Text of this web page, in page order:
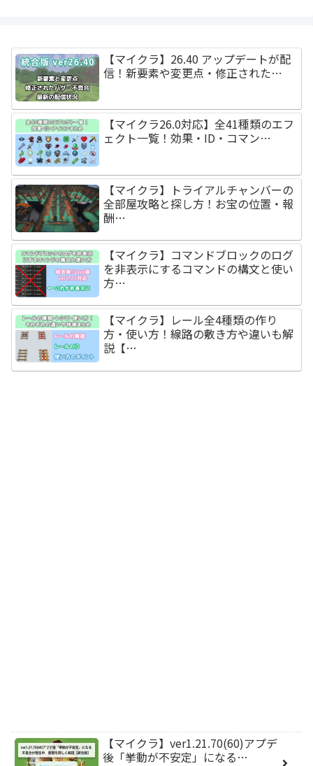
【マイクラ】26.40 アップデートが配
信！新要素や変更点・修正された…
【マイクラ26.0対応】全41種類のエフ
ェクト一覧！効果・ID・コマン…
【マイクラ】トライアルチャンバーの
全部屋攻略と探し方！お宝の位置・報
酬…
【マイクラ】コマンドブロックのログ
を非表示にするコマンドの構文と使い
方…
【マイクラ】レール全4種類の作り
方・使い方！線路の敷き方や違いも解
説【…
【マイクラ】ver1.21.70(60)アプデ
後「挙動が不安定」になる…